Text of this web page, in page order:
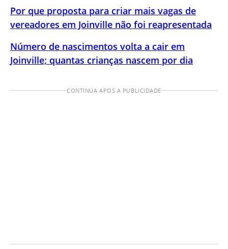
Por que proposta para criar mais vagas de
vereadores em Joinville não foi reapresentada
Número de nascimentos volta a cair em
Joinville; quantas crianças nascem por dia
CONTINUA APÓS A PUBLICIDADE